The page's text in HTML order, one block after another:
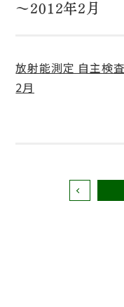
～2012年2月
放射能測定 自主検
2月